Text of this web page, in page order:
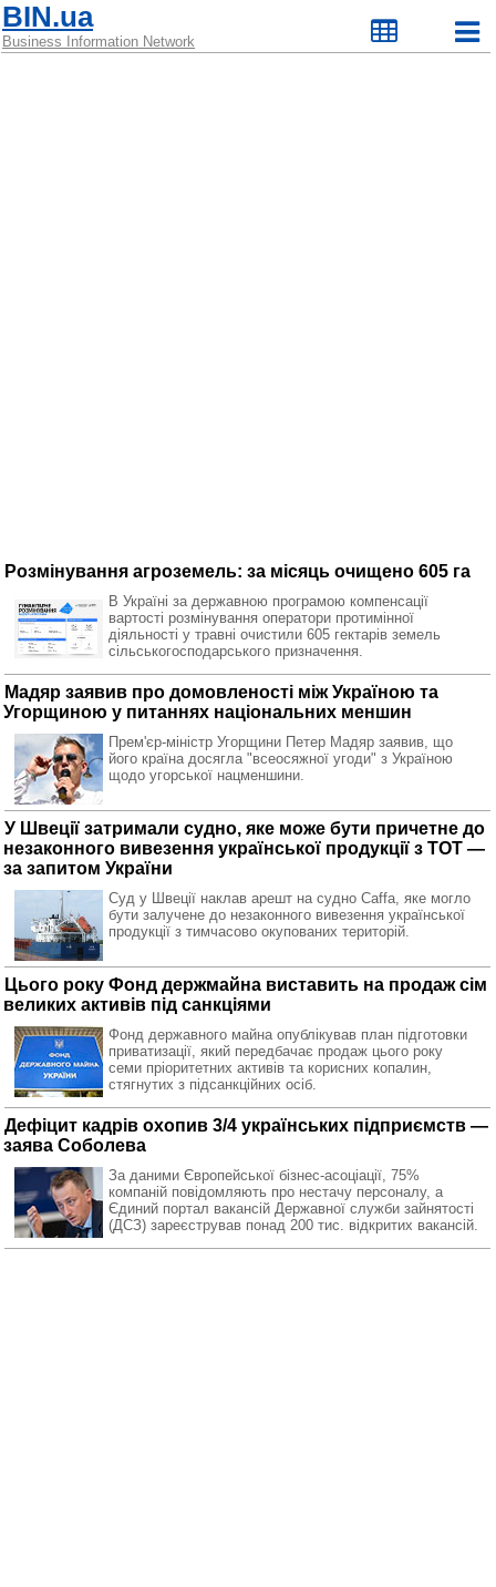
BIN.ua
Business Information Network
Розмінування агроземель: за місяць очищено 605 га
В Україні за державною програмою компенсації
вартості розмінування оператори протимінної
діяльності у травні очистили 605 гектарів земель
сільськогосподарського призначення.
Мадяр заявив про домовленості між Україною та
Угорщиною у питаннях національних меншин
Прем'єр-міністр Угорщини Петер Мадяр заявив, що
його країна досягла "всеосяжної угоди" з Україною
щодо угорської нацменшини.
У Швеції затримали судно, яке може бути причетне до
незаконного вивезення української продукції з ТОТ —
за запитом України
Суд у Швеції наклав арешт на судно Caffa, яке могло
бути залучене до незаконного вивезення української
продукції з тимчасово окупованих територій.
Цього року Фонд держмайна виставить на продаж сім
великих активів під санкціями
Фонд державного майна опублікував план підготовки
приватизації, який передбачає продаж цього року
семи пріоритетних активів та корисних копалин,
стягнутих з підсанкційних осіб.
Дефіцит кадрів охопив 3/4 українських підприємств —
заява Соболева
За даними Європейської бізнес-асоціації, 75%
компаній повідомляють про нестачу персоналу, а
Єдиний портал вакансій Державної служби зайнятості
(ДСЗ) зареєстрував понад 200 тис. відкритих вакансій.